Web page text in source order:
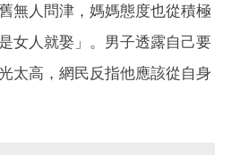
無人問津，媽媽態度也從積極
女人就娶」。男子透露自己要
太高，網民反指他應該從自身